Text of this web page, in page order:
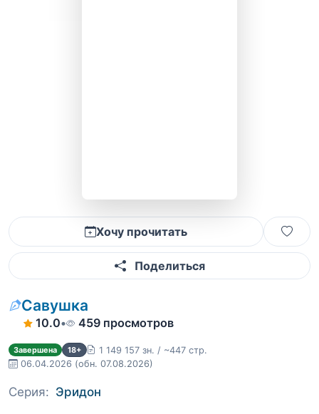
Хочу прочитать
Поделиться
Савушка
10.0• 459 просмотров
Завершена 18+
1 149 157 зн. / ~447 стр.
06.04.2026 (обн. 07.08.2026)
Серия: Эридон